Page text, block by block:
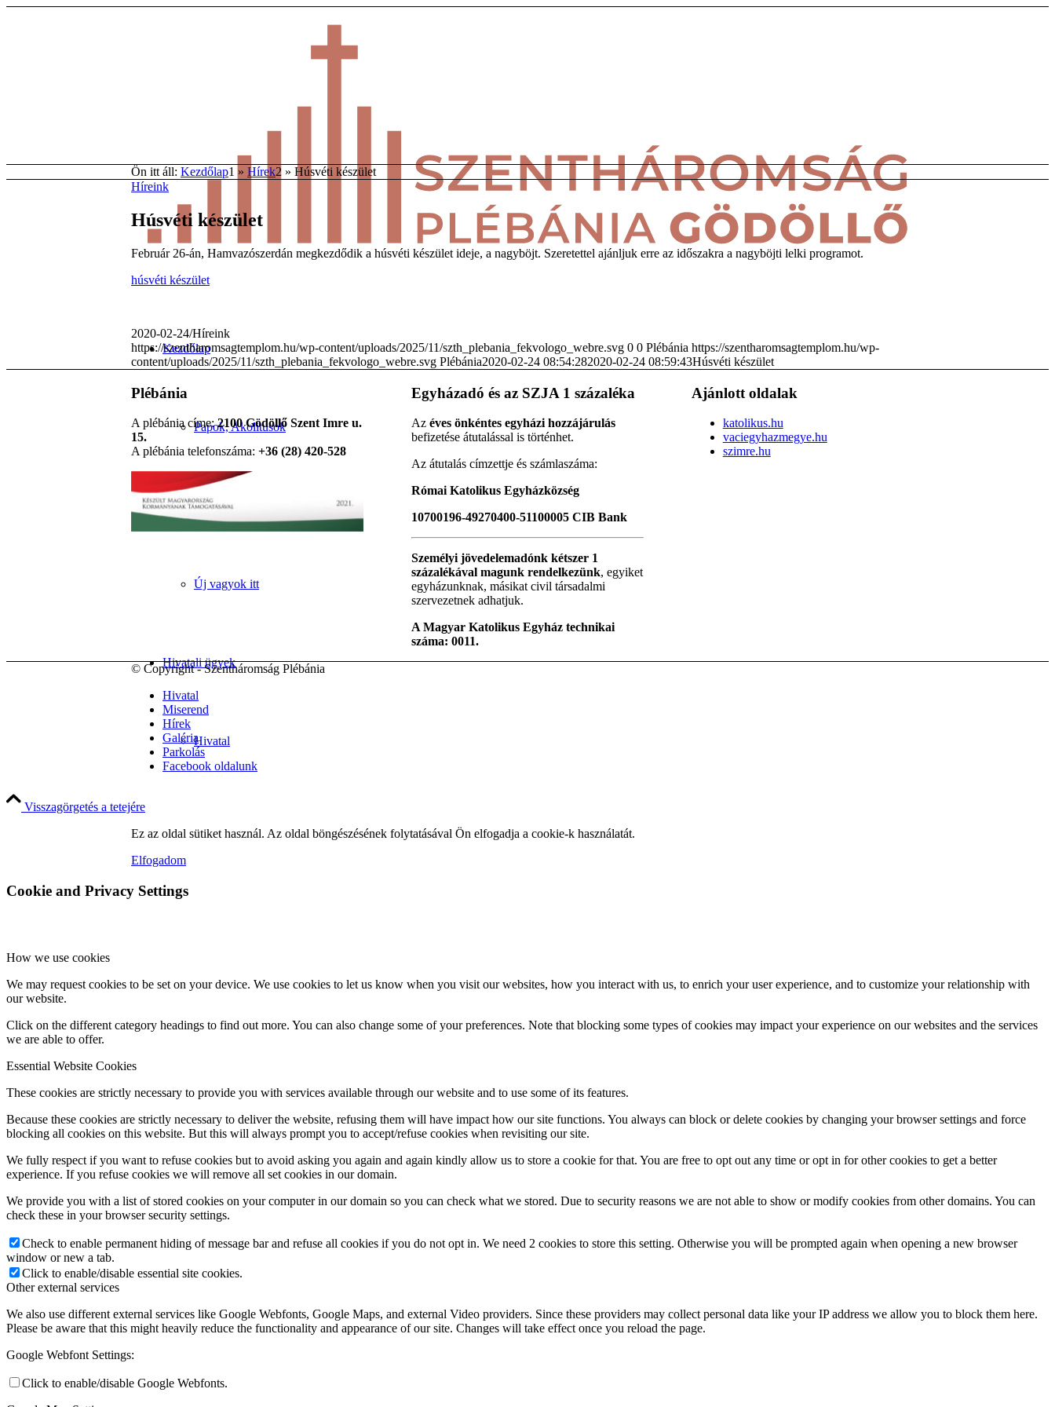
Kezdőlap
Papok, Akolitusok
Templomok
Új vagyok itt
Hivatali ügyek
Hivatal
Ismerjük meg a szentségeket
Miserend
Ön itt áll: Kezdőlap1 » Hírek2 » Húsvéti készület
Híreink
Húsvéti készület
Február 26-án, Hamvazószerdán megkezdődik a húsvéti készület ideje, a nagyböjt. Szeretettel ajánljuk erre az időszakra a nagyböjti lelki programot.
húsvéti készület
2020-02-24/Híreink
https://szentharomsagtemplom.hu/wp-content/uploads/2025/11/szth_plebania_fekvologo_webre.svg 0 0 Plébánia https://szentharomsagtemplom.hu/wp-
content/uploads/2025/11/szth_plebania_fekvologo_webre.svg Plébánia2020-02-24 08:54:282020-02-24 08:59:43Húsvéti készület
Plébánia
A plébánia címe:2100 Gödöllő Szent Imre u.
15.
A plébánia telefonszáma: +36 (28) 420-528
Egyházadó és az SZJA 1 százaléka
Az éves önkéntes egyházi hozzájárulás
befizetése átutalással is történhet.
Az átutalás címzettje és számlaszáma:
Római Katolikus Egyházközség
10700196-49270400-51100005 CIB Bank
Személyi jövedelemadónk kétszer 1
százalékával magunk rendelkezünk, egyiket
egyházunknak, másikat civil társadalmi
szervezetnek adhatjuk.
A Magyar Katolikus Egyház technikai
száma: 0011.
Ajánlott oldalak
katolikus.hu
vaciegyhazmegye.hu
szimre.hu
© Copyright - Szentháromság Plébánia
Hivatal
Miserend
Hírek
Galéria
Parkolás
Facebook oldalunk
Visszagörgetés a tetejére
Ez az oldal sütiket használ. Az oldal böngészésének folytatásával Ön elfogadja a cookie-k használatát.
Elfogadom
Cookie and Privacy Settings
How we use cookies
We may request cookies to be set on your device. We use cookies to let us know when you visit our websites, how you interact with us, to enrich your user experience, and to customize your relationship with
our website.
Click on the different category headings to find out more. You can also change some of your preferences. Note that blocking some types of cookies may impact your experience on our websites and the services
we are able to offer.
Essential Website Cookies
These cookies are strictly necessary to provide you with services available through our website and to use some of its features.
Because these cookies are strictly necessary to deliver the website, refusing them will have impact how our site functions. You always can block or delete cookies by changing your browser settings and force
blocking all cookies on this website. But this will always prompt you to accept/refuse cookies when revisiting our site.
We fully respect if you want to refuse cookies but to avoid asking you again and again kindly allow us to store a cookie for that. You are free to opt out any time or opt in for other cookies to get a better
experience. If you refuse cookies we will remove all set cookies in our domain.
We provide you with a list of stored cookies on your computer in our domain so you can check what we stored. Due to security reasons we are not able to show or modify cookies from other domains. You can
check these in your browser security settings.
Check to enable permanent hiding of message bar and refuse all cookies if you do not opt in. We need 2 cookies to store this setting. Otherwise you will be prompted again when opening a new browser
window or new a tab.
Click to enable/disable essential site cookies.
Other external services
We also use different external services like Google Webfonts, Google Maps, and external Video providers. Since these providers may collect personal data like your IP address we allow you to block them here.
Please be aware that this might heavily reduce the functionality and appearance of our site. Changes will take effect once you reload the page.
Google Webfont Settings:
Click to enable/disable Google Webfonts.